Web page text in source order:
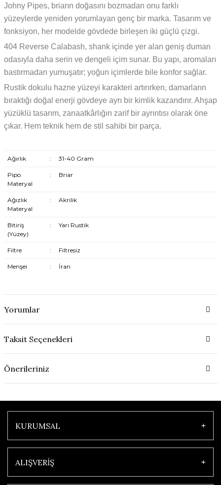
Johny Pipes, briarın doğasını bozmadan onu farklı
yüzeylerde yeniden yorumlayan genç bir marka. Tasarım ve
fonksiyon, her modelde gövdede birleşen iki güçlü çizgi.
404 Reverse Calabash, shank içinde yer alan geniş duman
odasıyla daha serin ve dengeli içim sunar. Bu yapı, aromaları
bastırmadan yumuşatır; yoğun içimlerde bile konfor sağlar.
Rustik dokulu hazne yüzeyi karakteri artırırken, damarların
bıraktığı doğal enerji gövdeye ayrı bir kimlik kazandırır. Ahşap
yüzüklü tasarım, zanaatkârlığın zarif bir ayrıntısı olarak öne
çıkar. Hem teknik hem de stil sahibi bir parça.
Ağırlık : 31-40 Gram
Pipo
Materyal
: Briar
Ağızlık
Materyal
: Akrilik
Bitiriş
(Yüzey)
: Yarı Rustik
Filtre : Filtresiz
Menşei : İran
Yorumlar
Taksit Seçenekleri
Önerileriniz
KURUMSAL
ALIŞVERİŞ